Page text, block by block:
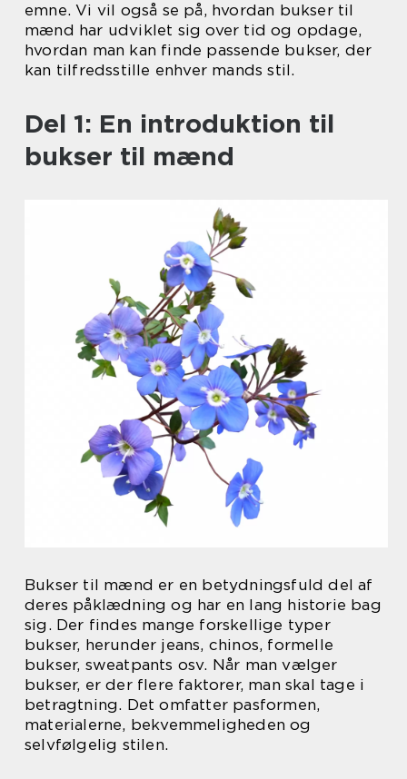
emne. Vi vil også se på, hvordan bukser til
mænd har udviklet sig over tid og opdage,
hvordan man kan finde passende bukser, der
kan tilfredsstille enhver mands stil.
Del 1: En introduktion til
bukser til mænd
Bukser til mænd er en betydningsfuld del af
deres påklædning og har en lang historie bag
sig. Der findes mange forskellige typer
bukser, herunder jeans, chinos, formelle
bukser, sweatpants osv. Når man vælger
bukser, er der flere faktorer, man skal tage i
betragtning. Det omfatter pasformen,
materialerne, bekvemmeligheden og
selvfølgelig stilen.